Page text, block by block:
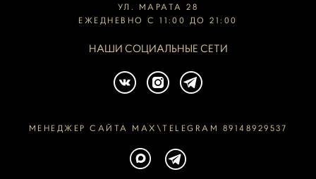
УЛ. МАРАТА 28
ЕЖЕДНЕВНО С 11:00 ДО 21:00
НАШИ СОЦИАЛЬНЫЕ СЕТИ
МЕНЕДЖЕР САЙТА MAX\TELEGRAM 89148929537